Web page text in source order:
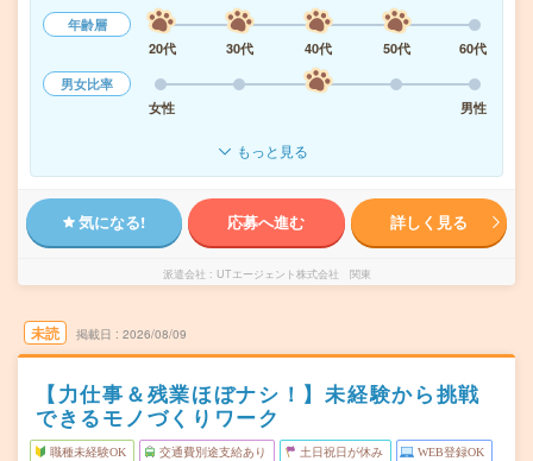
年齢層
20代
30代 40代 50代
60代
男女比率
女性
男性
もっと見る
気になる! 応募へ進む 詳しく見る
派遣会社 UTエージェント株式会社 関東
未読 掲載日 2026/08/09
【力仕事＆残業ほぼナシ！】未経験から挑戦
できるモノづくりワーク
職種未経験OK 交通費別途支給あり 土日祝日が休み WEB登録OK